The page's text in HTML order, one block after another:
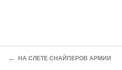
← НА СЛЕТЕ СНАЙПЕРОВ АРМИИ